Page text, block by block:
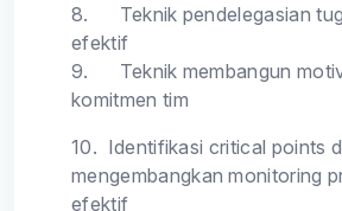
8.
Teknik pendelegasian
efektif
9.
Teknik membangun
komitmen tim
10. Identifikasi critical points
mengembangkan monitoring
efektif